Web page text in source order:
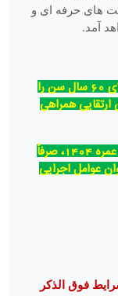
های حرفه ای و
آمد.
مدیران کاروان های بالای 60 سال سن را
ارتقایی همراهی
هر فرد در طول عملیات عمره 1404، صرفاً
عوامل اجرایی
فوق الذکر